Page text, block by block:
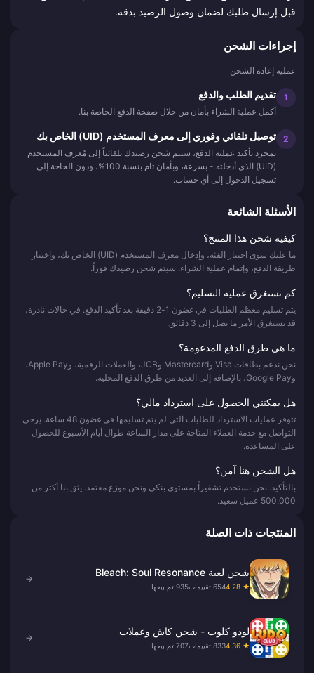
قبل إرسال طلبك لضمان وصول الرصيد بدقة.
إجراءات الشحن
عملية إعادة الشحن
1 تقديم الطلب والدفع
أكمل عملية الشراء بأمان من خلال صفحة الدفع الخاصة بنا.
2 توصيل تلقائي وفوري إلى معرف المستخدم (UID) الخاص بك
بمجرد تأكيد عملية الدفع، سيتم شحن رصيدك تلقائياً إلى مُعرف المستخدم
(UID) الذي أدخلته - بسرعة، وبأمان تام بنسبة 100%، ودون الحاجة إلى
تسجيل الدخول إلى أي حساب.
الأسئلة الشائعة
كيفية شحن هذا المنتج؟
ما عليك سوى اختيار الفئة، وإدخال معرف المستخدم (UID) الخاص بك، واختيار
طريقة الدفع، وإتمام عملية الشراء. سيتم شحن رصيدك فوراً.
كم تستغرق عملية التسليم؟
يتم تسليم معظم الطلبات في غضون 1-2 دقيقة بعد تأكيد الدفع. في حالات نادرة،
قد يستغرق الأمر ما يصل إلى 3 دقائق.
ما هي طرق الدفع المدعومة؟
نحن ندعم بطاقات Visa وMastercard وJCB، والعملات الرقمية، وApple Pay،
وGoogle Pay، بالإضافة إلى العديد من طرق الدفع المحلية.
هل يمكنني الحصول على استرداد مالي؟
تتوفر عمليات الاسترداد للطلبات التي لم يتم تسليمها في غضون 48 ساعة. يرجى
التواصل مع خدمة العملاء المتاحة على مدار الساعة طوال أيام الأسبوع للحصول
على المساعدة.
هل الشحن هنا آمن؟
بالتأكيد. نحن نستخدم تشفيراً بمستوى بنكي ونحن موزع معتمد. يثق بنا أكثر من
500,000 عميل سعيد.
المنتجات ذات الصلة
شحن لعبة Bleach: Soul Resonance
★ 4.28 654 تقييمات 935 تم بيعها
→
لودو كلوب - شحن كاش وعملات
★ 4.36 833 تقييمات 707 تم بيعها
→